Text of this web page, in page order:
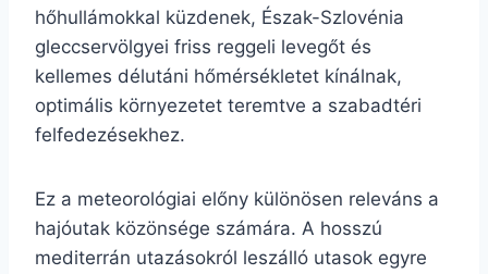
hőhullámokkal küzdenek, Észak-Szlovénia
gleccservölgyei friss reggeli levegőt és
kellemes délutáni hőmérsékletet kínálnak,
optimális környezetet teremtve a szabadtéri
felfedezésekhez.
Ez a meteorológiai előny különösen releváns a
hajóutak közönsége számára. A hosszú
mediterrán utazásokról leszálló utasok egyre